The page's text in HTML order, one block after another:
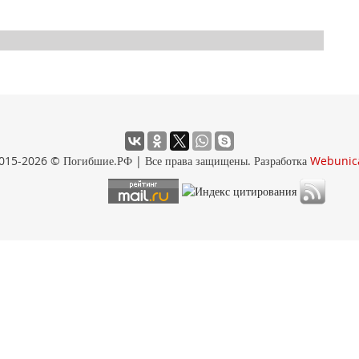
2026 © Погибшие.РФ | Все права защищены. Разработка